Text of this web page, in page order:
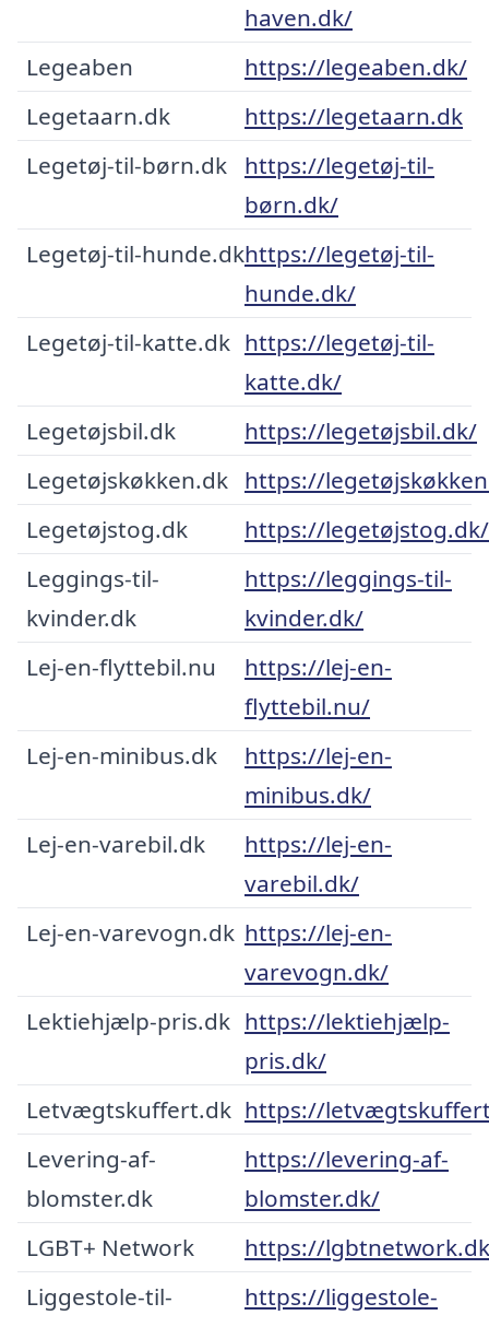
haven.dk/
Legeaben
https://legeaben.dk/
Legetaarn.dk
https://legetaarn.dk
Legetøj-til-børn.dk
https://legetøj-til-
børn.dk/
Legetøj-til-hunde.dkhttps://legetøj-til-
hunde.dk/
Legetøj-til-katte.dk https://legetøj-til-
katte.dk/
Legetøjsbil.dk
https://legetøjsbil.dk/
Legetøjskøkken.dk https://
Legetøjstog.dk
https://legetøjstog.dk/
Leggings-til-
kvinder.dk
https://leggings-til-
kvinder.dk/
Lej-en-flyttebil.nu
https://lej-en-
flyttebil.nu/
Lej-en-minibus.dk
https://lej-en-
minibus.dk/
Lej-en-varebil.dk
https://lej-en-
varebil.dk/
Lej-en-varevogn.dk https://lej-en-
varevogn.dk/
Lektiehjælp-pris.dk https://lektiehjælp-
pris.dk/
Letvægtskuffert.dk https://
Levering-af-
blomster.dk
https://levering-af-
blomster.dk/
LGBT+ Network
https://lgbtnetwork.dk
Liggestole-til-
https://liggestole-